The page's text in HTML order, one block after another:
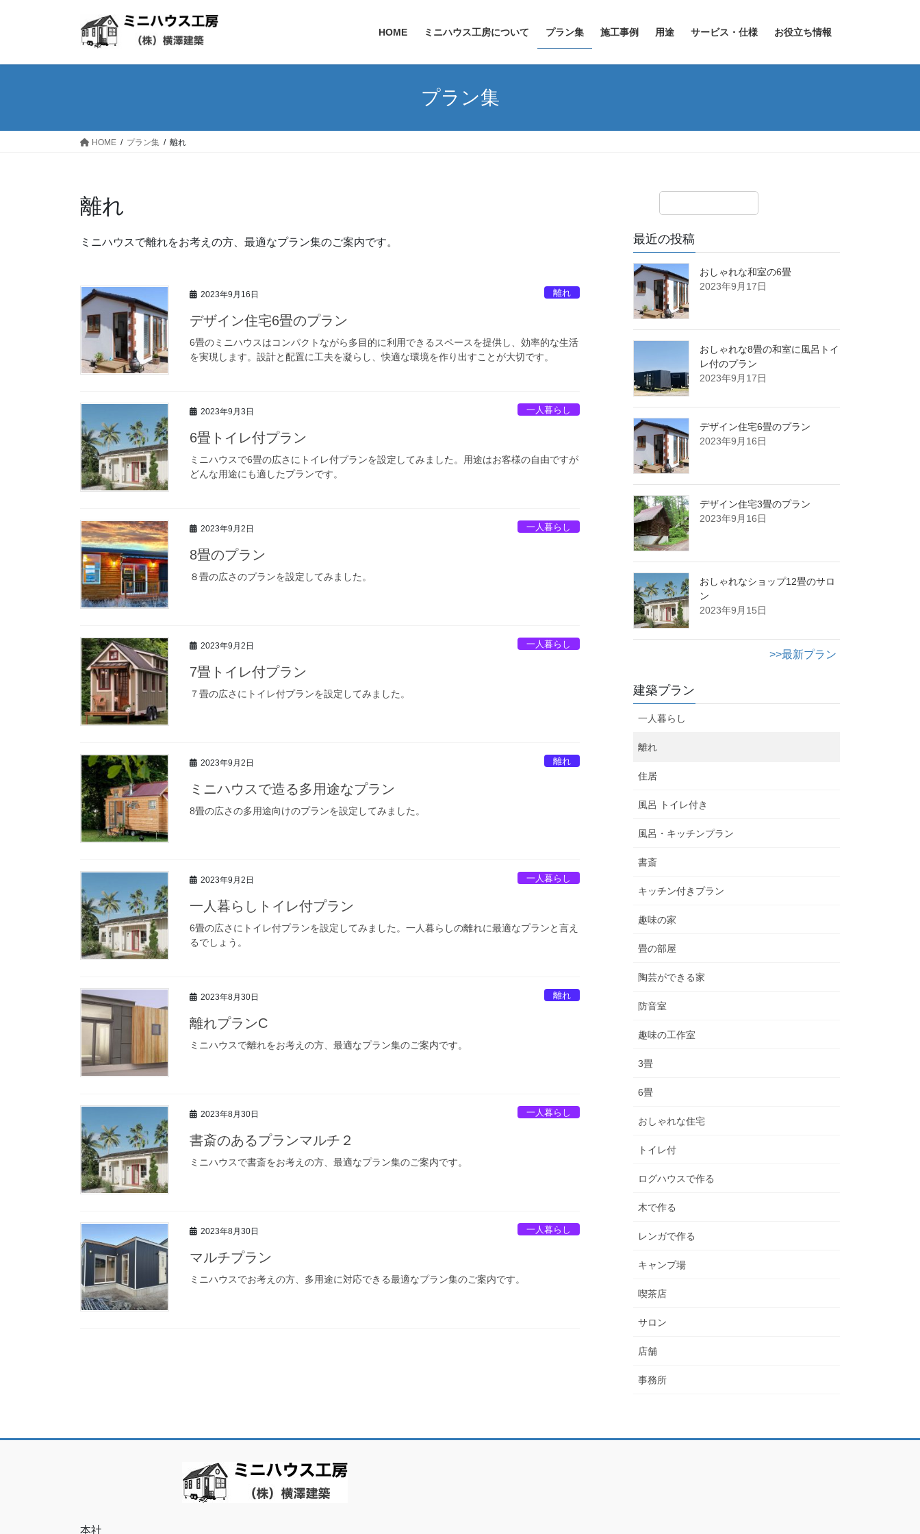
HOME ミニハウス工房について プラン集 施工事例 用途 サービス・仕様 お役立ち情報
プラン集
HOME プラン集 離れ
離れ
ミニハウスで離れをお考えの方、最適なプラン集のご案内です。
2023年9月16日 離れ
デザイン住宅6畳のプラン
6畳のミニハウスはコンパクトながら多目的に利用できるスペースを提供し、効率的な生活
を実現します。設計と配置に工夫を凝らし、快適な環境を作り出すことが大切です。
2023年9月3日 一人暮らし
6畳トイレ付プラン
ミニハウスで6畳の広さにトイレ付プランを設定してみました。用途はお客様の自由ですが
どんな用途にも適したプランです。
2023年9月2日 一人暮らし
8畳のプラン
８畳の広さのプランを設定してみました。
2023年9月2日 一人暮らし
7畳トイレ付プラン
７畳の広さにトイレ付プランを設定してみました。
2023年9月2日 離れ
ミニハウスで造る多用途なプラン
8畳の広さの多用途向けのプランを設定してみました。
2023年9月2日 一人暮らし
一人暮らしトイレ付プラン
6畳の広さにトイレ付プランを設定してみました。一人暮らしの離れに最適なプランと言え
るでしょう。
2023年8月30日 離れ
離れプランC
ミニハウスで離れをお考えの方、最適なプラン集のご案内です。
2023年8月30日 一人暮らし
書斎のあるプランマルチ２
ミニハウスで書斎をお考えの方、最適なプラン集のご案内です。
2023年8月30日 一人暮らし
マルチプラン
ミニハウスでお考えの方、多用途に対応できる最適なプラン集のご案内です。
最近の投稿
おしゃれな和室の6畳
2023年9月17日
おしゃれな8畳の和室に風呂トイ
レ付のプラン
2023年9月17日
デザイン住宅6畳のプラン
2023年9月16日
デザイン住宅3畳のプラン
2023年9月16日
おしゃれなショップ12畳のサロ
ン
2023年9月15日
>>最新プラン
建築プラン
一人暮らし
離れ
住居
風呂 トイレ付き
風呂・キッチンプラン
書斎
キッチン付きプラン
趣味の家
畳の部屋
陶芸ができる家
防音室
趣味の工作室
3畳
6畳
おしゃれな住宅
トイレ付
ログハウスで作る
木で作る
レンガで作る
キャンプ場
喫茶店
サロン
店舗
事務所
本社